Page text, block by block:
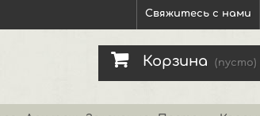
Свяжитесь с нами
Корзина (пусто)